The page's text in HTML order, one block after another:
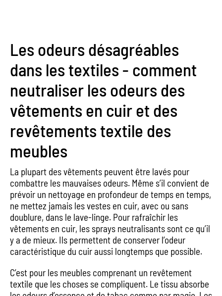
Les odeurs désagréables
dans les textiles - comment
neutraliser les odeurs des
vêtements en cuir et des
revêtements textile des
meubles
La plupart des vêtements peuvent être lavés pour
combattre les mauvaises odeurs. Même s’il convient de
prévoir un nettoyage en profondeur de temps en temps,
ne mettez jamais les vestes en cuir, avec ou sans
doublure, dans le lave-linge. Pour rafraîchir les
vêtements en cuir, les sprays neutralisants sont ce qu’il
y a de mieux. Ils permettent de conserver l’odeur
caractéristique du cuir aussi longtemps que possible.
C’est pour les meubles comprenant un revêtement
textile que les choses se compliquent. Le tissu absorbe